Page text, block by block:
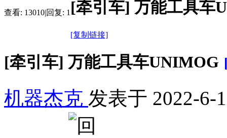
查看: 13010|回复: 1 [牵引车] 万能工具车
[复制链接]
[牵引车] 万能工具车UNIMOG
机器杰克 发表于 2022-6-